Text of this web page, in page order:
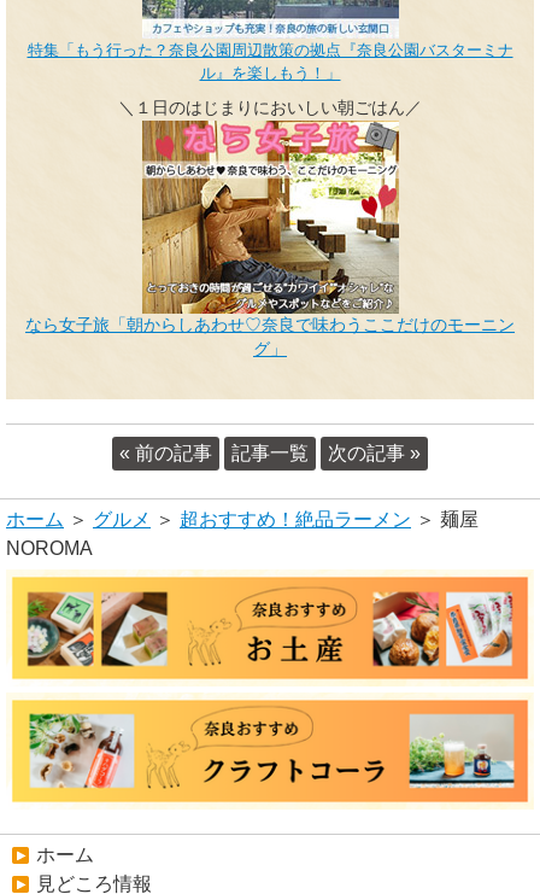
特集「もう行った？奈良公園周辺散策の拠点『奈良公園バスターミナ
ル』を楽しもう！」
＼１日のはじまりにおいしい朝ごはん／
なら女子旅「朝からしあわせ♡奈良で味わうここだけのモーニン
グ」
« 前の記事 記事一覧 次の記事 »
ホーム ＞ グルメ ＞ 超おすすめ！絶品ラーメン ＞ 麺屋
NOROMA
ホーム
見どころ情報